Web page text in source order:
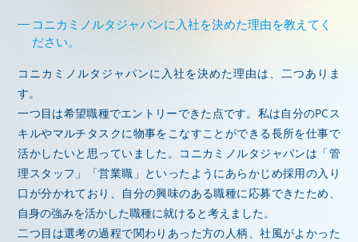
コニカミノルタジャパンに入社を決めた理由を教えてく
ださい。
コニカミノルタジャパンに入社を決めた理由は、二つありま
す。
一つ目は希望職種でエントリーできた点です。私は自分のPCス
キルやマルチタスクに物事をこなすことができる長所を仕事で
活かしたいと思っていました。コニカミノルタジャパンは「管
理スタッフ」「営業職」といったようにあらかじめ採用の入り
口が分かれており、自分の興味のある職種に応募できたため、
自身の強みを活かした職種に就けると考えました。
二つ目は選考の過程で関わりあった方の人柄、社風がよかった